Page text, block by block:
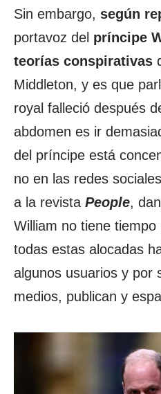
Sin embargo, según
portavoz del príncipe
teorías conspirativas
Middleton, y es que
royal falleció después
abdomen es ir
del príncipe está
no en las redes
a la revista People,
William no tiene
todas estas alocadas
algunos usuarios y por
medios, publican y